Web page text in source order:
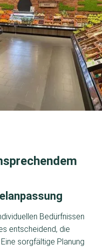
Bedürfnissen
entscheidend, die
sorgfältige Planung